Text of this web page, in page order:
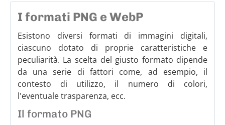
I formati PNG e WebP
Esistono diversi formati di immagini digitali,
ciascuno dotato di proprie caratteristiche e
peculiarità. La scelta del giusto formato dipende
da una serie di fattori come, ad esempio, il
contesto di utilizzo, il numero di colori,
l'eventuale trasparenza, ecc.
Il formato PNG